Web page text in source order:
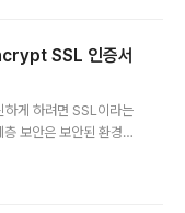
서술하려 한다. 우선 l
apt-get install lets
SSL 인증서
게 하려면 SSL이라는
보안은 보안된 환경에
해킹으로부터 안전할